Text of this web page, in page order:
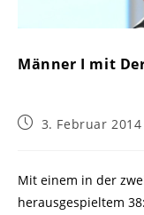
Männer I mit
Beitrag3. Februar 2014
Mit einem in der
herausgespieltem